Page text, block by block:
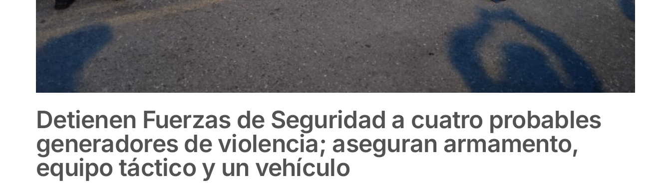
Detienen Fuerzas de Seguridad a cuatro probables
generadores de violencia; aseguran armamento,
equipo táctico y un vehículo